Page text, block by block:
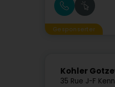
Gesponserter
Kohler
35 Rue J-F